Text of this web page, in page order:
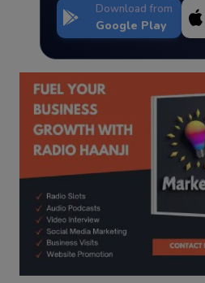
Download from
Google Play